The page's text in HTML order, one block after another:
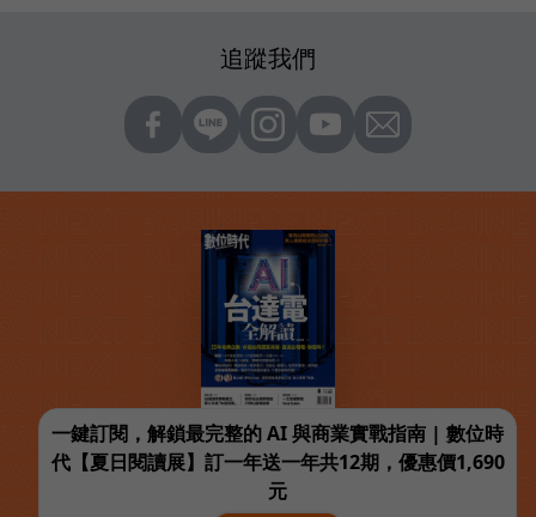
追蹤我們
一鍵訂閱，解鎖最完整的 AI 與商業實戰指南 | 數位時
代【夏日閱讀展】訂一年送一年共12期，優惠價1,690
元